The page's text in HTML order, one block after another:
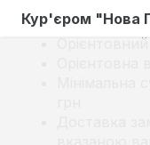
Кур'єром "Нова